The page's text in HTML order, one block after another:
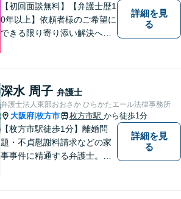
【初回面談無料】【弁護士歴1
0年以上】依頼者様のご希望に
できる限り寄り添い解決へと
夫婦カウンセラーの資格保有
【相続問題】セミナー講師や
書籍執筆の経験あり【枚方市
駅5分】
詳細を見
る
深水 周子 弁護士
弁護士法人東部おおさか ひらかたエール法律事務所
大阪府 枚方市 枚方市駅 から徒歩1分
【枚方市駅徒歩1分】離婚問
題・不貞慰謝料請求などの家
事事件に精通する弁護士。依
詳細を見
る